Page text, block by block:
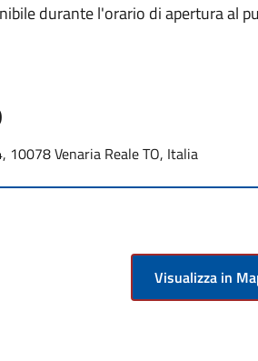
durante l'orario di apertura al
10078 Venaria Reale TO, Italia
Visualizza in